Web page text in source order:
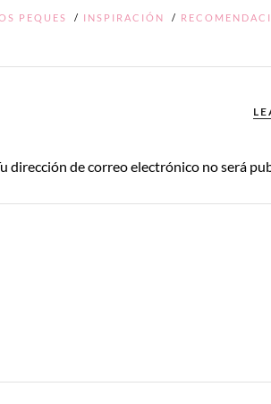
PEQUES / INSPIRACIÓN /
dirección de correo electrónico no será